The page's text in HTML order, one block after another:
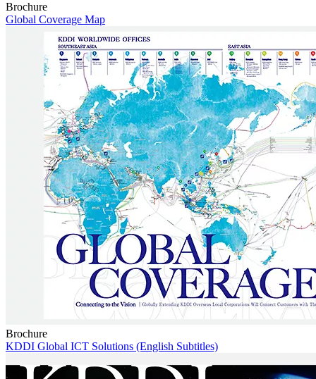
Brochure
Global Coverage Map
Brochure
KDDI Global ICT Solutions (English Subtitles)